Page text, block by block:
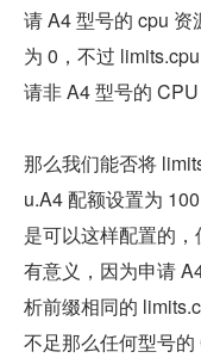
请 A4 型号的 cpu
为 0，不过
请非 A4 型号的 CPU
那么我们能否将
u.A4 配额设置为
是可以这样配置的
有意义，因为申请
析前缀相同的
不足那么任何型号的